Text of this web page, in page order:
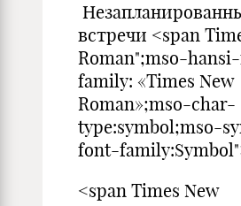
встречи <span
Roman";mso-
family: «Times New
Roman»;mso-char-
type:symbol;mso-
font-
<span Times New